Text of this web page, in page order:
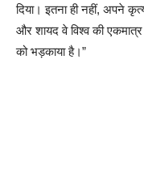
दिया। इतना ही नहीं, अपने
और शायद वे विश्व की
को भड़काया है।”